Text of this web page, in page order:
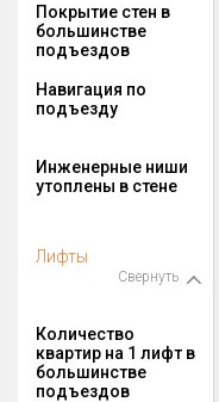
Покрытие стен в
большинстве
подъездов
Навигация по
подъезду
Инженерные ниши
утоплены в стене
Лифты
Свернуть
Количество
квартир на 1 лифт в
большинстве
подъездов